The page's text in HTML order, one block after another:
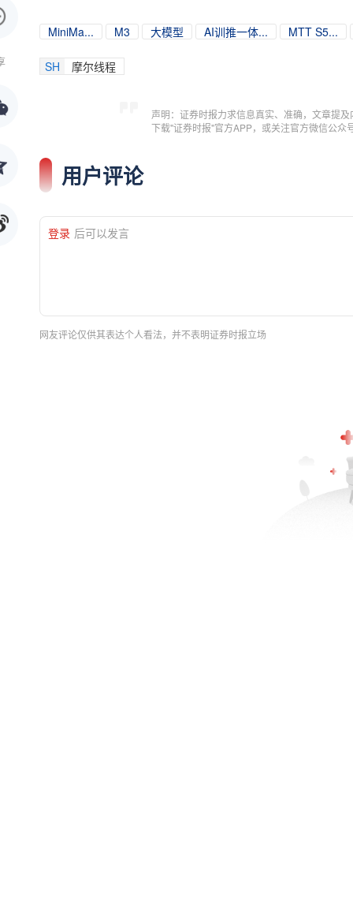
MiniMa... M3 大模型 AI训推一体... MTT S5...
SH 摩尔线程
声明：证券时报力求信息真实、准确，文章提
下载"证券时报"官方APP，或关注官方微信公
用户评论
登录 后可以发言
网友评论仅供其表达个人看法，并不表明证券时报立场